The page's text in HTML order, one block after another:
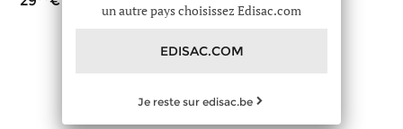
un autre pays choisissez Edisac.com
EDISAC.COM
Je reste sur edisac.be